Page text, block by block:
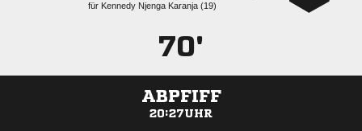
für    
70'
ABPFIFF
20:27UHR